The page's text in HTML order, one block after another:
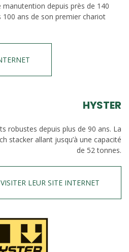
depuis près de 140
100 ans de son premier chariot
HYSTER
robustes depuis plus de 90 ans. La
stacker allant jusqu’à une capacité
de 52 tonnes.
VISITER LEUR SITE INTERNET